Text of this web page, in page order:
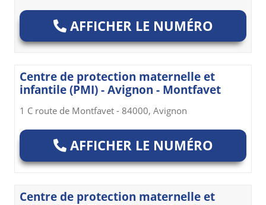
AFFICHER LE NUMÉRO
Centre de protection maternelle et
infantile (PMI) - Avignon - Montfavet
1 C route de Montfavet - 84000, Avignon
AFFICHER LE NUMÉRO
Centre de protection maternelle et